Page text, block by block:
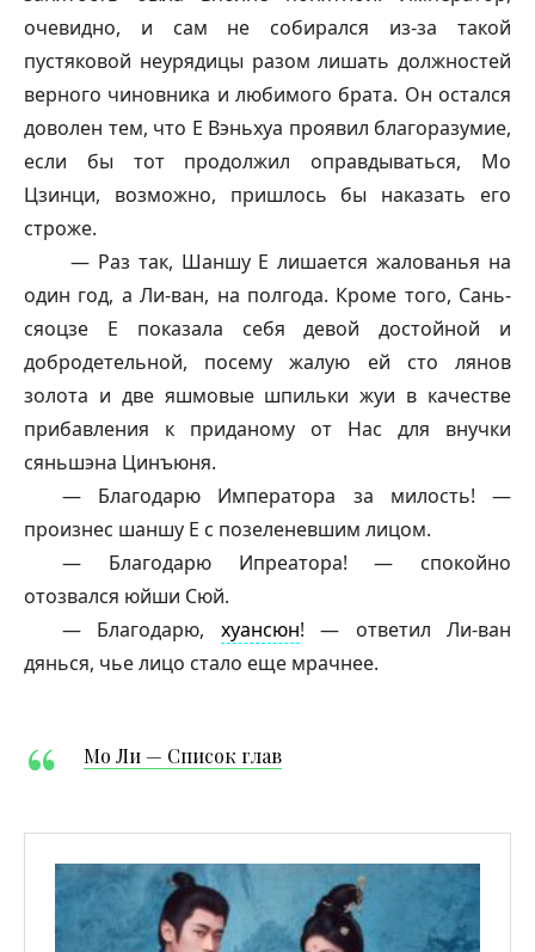
очевидно, и сам не собирался из-за такой
пустяковой неурядицы разом лишать должностей
верного чиновника и любимого брата. Он остался
доволен тем, что Е Вэньхуа проявил благоразумие,
если бы тот продолжил оправдываться, Мо
Цзинци, возможно, пришлось бы наказать его
строже.
— Раз так, ШаншуЕ лишается жалованья на
один год, а Ли-ван, на полгода. Кроме того, Сань-
сяоцзе Е показала себя девой достойной и
добродетельной, посему жалую ей сто лянов
золота и две яшмовые шпильки жуи в качестве
прибавления к приданому от Нас для внучки
сяньшэна Цинъюня.
— Благодарю Императора за милость! —
произнес шаншу Е с позеленевшим лицом.
— Благодарю Ипреатора! — спокойно
отозвался юйши Сюй.
— Благодарю, хуансюн! — ответил Ли-ван
дянься, чье лицо стало еще мрачнее.
Мо Ли — Список глав